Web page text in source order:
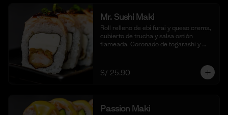
Mr. Sushi Maki
Roll relleno de ebi furai y queso crema,
cubierto de trucha y salsa ostión
flameada. Coronado de togarashi y
S/ 25.90
Passion Maki